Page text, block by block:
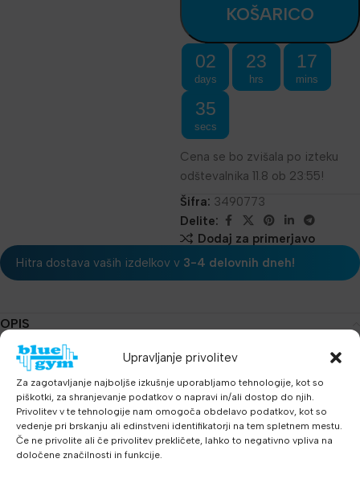
Upravljanje privolitev
Za zagotavljanje najboljše izkušnje uporabljamo tehnologije, kot so
piškotki, za shranjevanje podatkov o napravi in/ali dostop do njih.
Privolitev v te tehnologije nam omogoča obdelavo podatkov, kot so
vedenje pri brskanju ali edinstveni identifikatorji na tem spletnem mestu.
Če ne privolite ali če privolitev prekličete, lahko to negativno vpliva na
določene značilnosti in funkcije.
KOŠARICO
02
days
23
hrs
17
mins
34
secs
Cena se bo zvišala po izteku
odštevalnika 11.8 ob 23:55!
Šifra: 3490773
Delite:
Dodaj za primerjavo
Hitra dostava vaših izdelkov v 3-4 delovnih dneh!
OPIS
Dimenzije:
Širina: 120cm
Udaljenost od zida: 85cm
Višina zidnih nosileca: 60cm
Premer oprijemišta palice: 32 mm